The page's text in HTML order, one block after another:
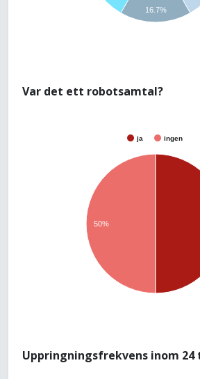
16.7%
Var det ett robotsamtal?
ja ingen
50%
Uppringningsfrekvens inom